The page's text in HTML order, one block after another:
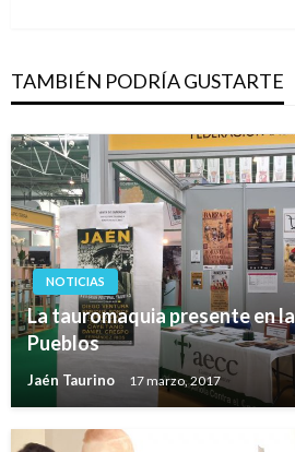
TAMBIÉN PODRÍA GUSTARTE
NOTICIAS
La tauromaquia presente en
Pueblos
Jaén Taurino 17 marzo, 2017